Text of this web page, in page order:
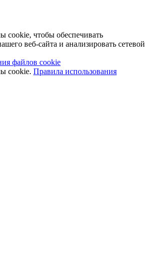
cookie, чтобы обеспечивать
веб-сайта и анализировать сетевой
файлов cookie
cookie. Правила использования